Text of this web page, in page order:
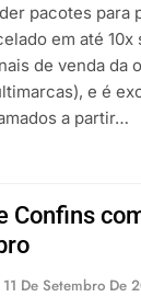
pacotes para
em até
de venda da
e é
a partir…
Confins
11 De Setembro De